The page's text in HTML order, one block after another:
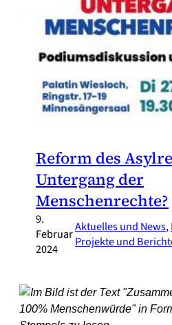
Reform des
Untergang der
Menschenrechte?
9.
Februar
2024
Aktuelles und News,
Projekte und